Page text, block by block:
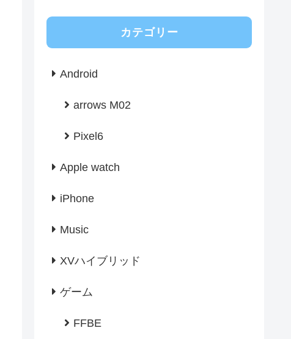
カテゴリー
Android
arrows M02
Pixel6
Apple watch
iPhone
Music
XVハイブリッド
ゲーム
FFBE